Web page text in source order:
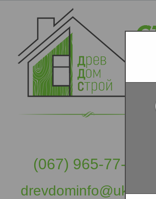
(067) 965-77-57
drevdominfo@ukr.net